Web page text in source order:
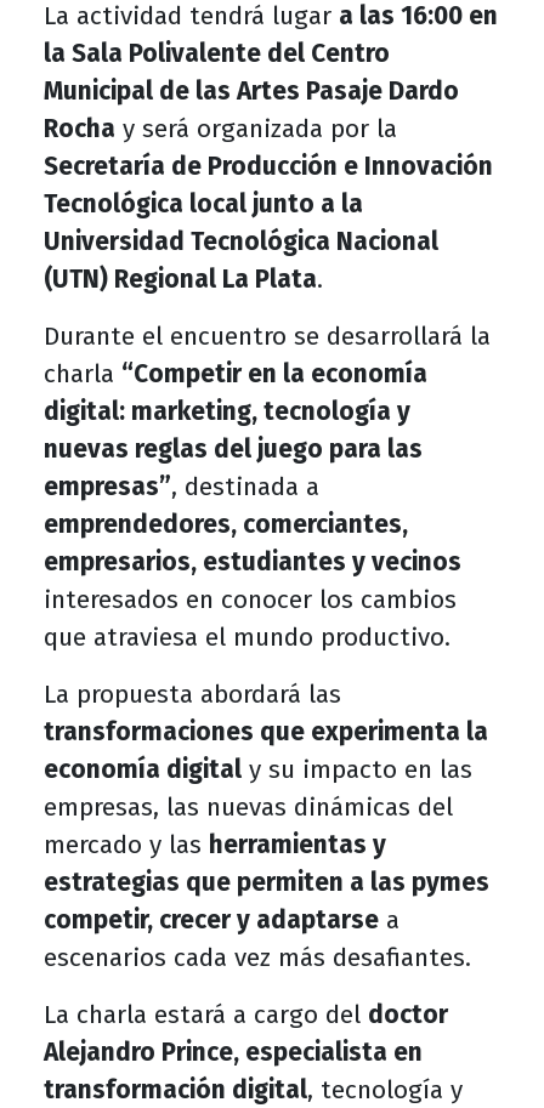
La actividad tendrá lugar a las 16:00 en
la Sala Polivalente del Centro
Municipal de las Artes Pasaje Dardo
Rocha y será organizada por la
Secretaría de Producción e Innovación
Tecnológica local junto a la
Universidad Tecnológica Nacional
(UTN) Regional La Plata.
Durante el encuentro se desarrollará la
charla “Competir en la economía
digital: marketing, tecnología y
nuevas reglas del juego para las
empresas”, destinada a
emprendedores, comerciantes,
empresarios, estudiantes y vecinos
interesados en conocer los cambios
que atraviesa el mundo productivo.
La propuesta abordará las
transformaciones que experimenta la
economía digital y su impacto en las
empresas, las nuevas dinámicas del
mercado y las herramientas y
estrategias que permiten a las pymes
competir, crecer y adaptarse a
escenarios cada vez más desafiantes.
La charla estará a cargo del doctor
Alejandro Prince, especialista en
transformación digital, tecnología y